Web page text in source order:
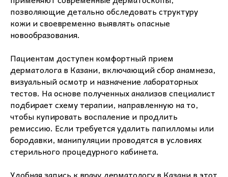
позволяющие детально обследовать структуру
кожи и своевременно выявлять опасные
новообразования.
Пациентам доступен комфортный прием
дерматолога в Казани, включающий сбор анамнеза,
визуальный осмотр и назначение лабораторных
тестов. На основе полученных анализов специалист
подбирает схему терапии, направленную на то,
чтобы купировать воспаление и продлить
ремиссию. Если требуется удалить папилломы или
бородавки, манипуляции проводятся в условиях
стерильного процедурного кабинета.